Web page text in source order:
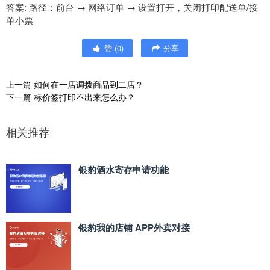
答案: 路径：前台 → 网络订单 → 设置打开，关闭打印配送单/接
单小票
赞 (0) 分享
上一篇 如何在一店调拨商品到二店？
下一篇 标价签打印不出来怎么办？
相关推荐
银豹酒水寄存申请功能
银豹我的店铺 APP外卖对接